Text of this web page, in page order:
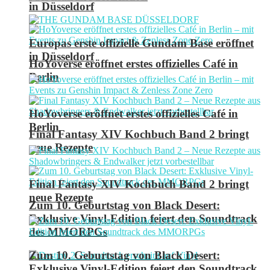
in Düsseldorf
HoYoverse eröffnet erstes offizielles Café in
Berlin
Final Fantasy XIV Kochbuch Band 2 bringt
neue Rezepte
Zum 10. Geburtstag von Black Desert:
Exklusive Vinyl-Edition feiert den Soundtrack
des MMORPGs
Europas erste offizielle Gundam Base eröffnet
in Düsseldorf
HoYoverse eröffnet erstes offizielles Café in
Berlin
Final Fantasy XIV Kochbuch Band 2 bringt
neue Rezepte
Zum 10. Geburtstag von Black Desert: